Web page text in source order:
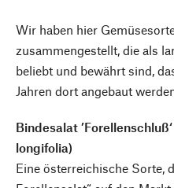
Wir haben hier
zusammengestellt, die als
beliebt und bewährt sind,
Jahren dort angebaut
Bindesalat
longifolia)
Eine österreichische Sorte,